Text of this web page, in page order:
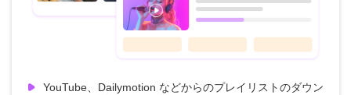
YouTube、Dailymotion などからのプレイリストのダウン